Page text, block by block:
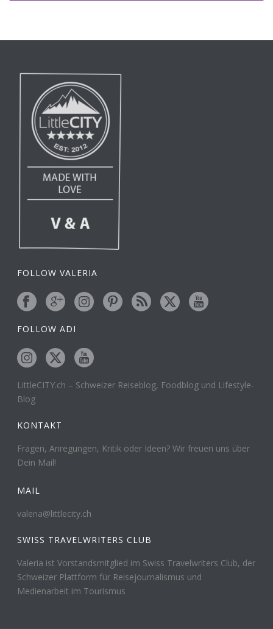
FOLLOW VALERIA
FOLLOW ADI
LittleCITY.ch – Schweizer Reiseblog, Foodblog und Lifestyle-
Blog
KONTAKT
Fragen, Anregungen, Kritik oder Ideen? Wir freuen uns über
Dein Mail!
MAIL
valeria@littlecity.ch
SWISS TRAVELWRITERS CLUB
Valeria ist Vorstandsmitglied im Swiss Travelwriters Club, der
Schweizer Plattform für Reisejournalismus und
Medienarbeit im Tourismus